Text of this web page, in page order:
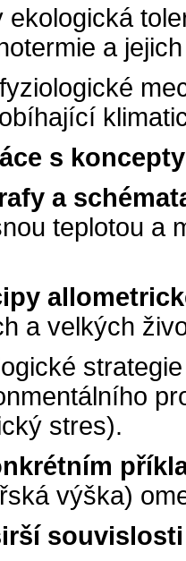
ekologická
a
s
a
teplotou a
a velkých
stres).
výška)